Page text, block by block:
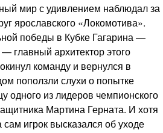
мир с удивлением наблюдал за
ярославского «Локомотива».
победы в Кубке Гагарина —
главный архитектор этого
команду и вернулся в
поползли слухи о попытке
одного из лидеров чемпионского
Мартина Герната. И хотя
игрок высказался об уходе